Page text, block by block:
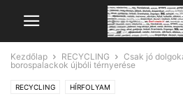
Kezdőlap RECYCLING
Csak jó
borospalackok újbóli térnyerése
RECYCLING HÍRFOLYAM